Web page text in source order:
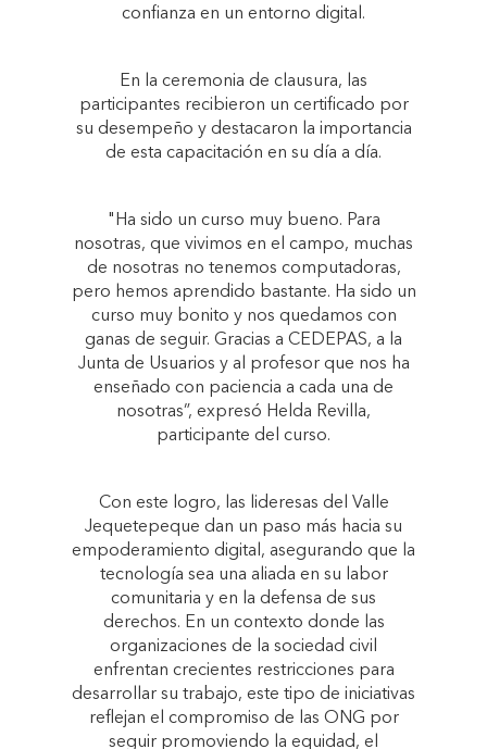
confianza en un entorno digital.
En la ceremonia de clausura, las
participantes recibieron un certificado por
su desempeño y destacaron la importancia
de esta capacitación en su día a día.
"Ha sido un curso muy bueno. Para
nosotras, que vivimos en el campo, muchas
de nosotras no tenemos computadoras,
pero hemos aprendido bastante. Ha sido un
curso muy bonito y nos quedamos con
ganas de seguir. Gracias a CEDEPAS, a la
Junta de Usuarios y al profesor que nos ha
enseñado con paciencia a cada una de
nosotras”, expresó Helda Revilla,
participante del curso.
Con este logro, las lideresas del Valle
Jequetepeque dan un paso más hacia su
empoderamiento digital, asegurando que la
tecnología sea una aliada en su labor
comunitaria y en la defensa de sus
derechos. En un contexto donde las
organizaciones de la sociedad civil
enfrentan crecientes restricciones para
desarrollar su trabajo, este tipo de iniciativas
reflejan el compromiso de las ONG por
seguir promoviendo la equidad, el